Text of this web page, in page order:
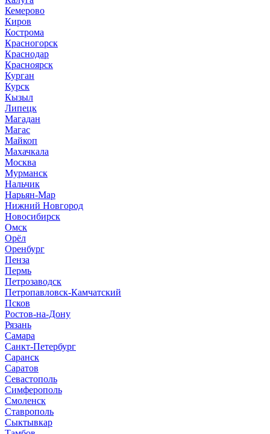
Кемерово
Киров
Кострома
Красногорск
Краснодар
Красноярск
Курган
Курск
Кызыл
Липецк
Магадан
Магас
Майкоп
Махачкала
Москва
Мурманск
Нальчик
Нарьян-Мар
Нижний Новгород
Новосибирск
Омск
Орёл
Оренбург
Пенза
Пермь
Петрозаводск
Петропавловск-Камчатский
Псков
Ростов-на-Дону
Рязань
Самара
Санкт-Петербург
Саранск
Саратов
Севастополь
Симферополь
Смоленск
Ставрополь
Сыктывкар